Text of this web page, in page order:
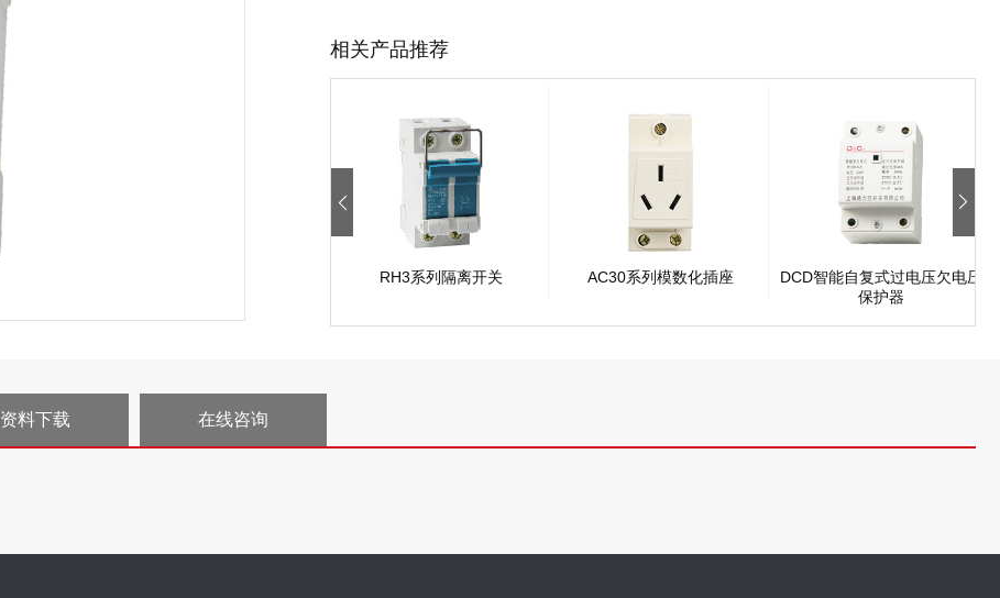
相关产品推荐
RH3系列隔离开关 AC30系列模数化插座
DCD智能自复式过电压欠电压
保护器
资料下载 在线咨询